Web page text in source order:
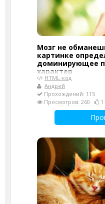
Мозг не
картинке
доминирующее
характер
HTML-код
Андрей
Прохождений: 115
Просмотров: 260
1